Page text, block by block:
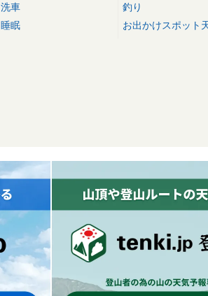
洗車
睡眠
釣り
お出かけスポット